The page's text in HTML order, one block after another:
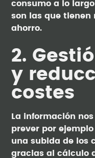
consumo a lo
son las que tienen
ahorro.
2.
y
costes
La información
prever por
una subida de los
gracias al cálculo